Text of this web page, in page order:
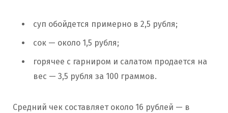
суп обойдется примерно в 2,5 рубля;
сок — около 1,5 рубля;
горячее с гарниром и салатом продается на
вес — 3,5 рубля за 100 граммов.
Средний чек составляет около 16 рублей — в